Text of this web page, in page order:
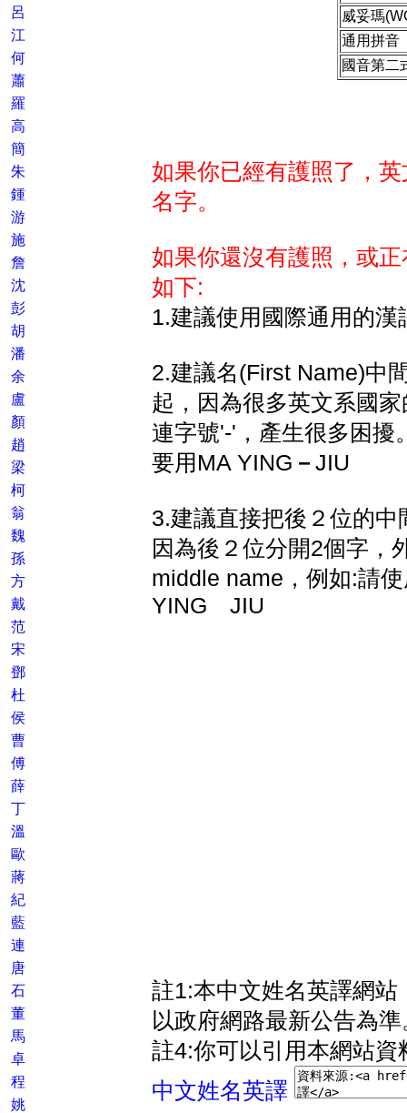
呂
江
何
蕭
羅
高
簡
朱
鍾
游
施
詹
沈
彭
胡
潘
余
盧
顏
趙
梁
柯
翁
魏
孫
方
戴
范
宋
鄧
杜
侯
曹
傅
薛
丁
溫
歐
蔣
紀
藍
連
唐
石
董
馬
卓
程
姚
威妥瑪
通用拼音
國音第二
如果你已經有護照了，
名字。
如果你還沒有護照，或
如下:
1.建議使用國際通用的漢
2.建議名(First Name)中
起，因為很多英文系國
連字號'-'，產生很多困擾
要用MA YING －JIU
3.建議直接把後２位的
因為後２位分開2個字，
middle name，例如:請
YING JIU
註1:本中文姓名英譯網
以政府網路最新公告為準
註4:你可以引用本網站
中文姓名英譯